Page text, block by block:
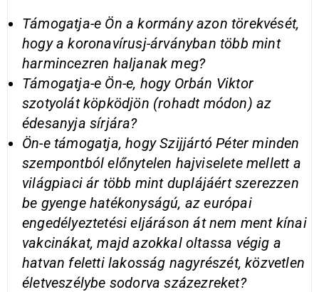
Támogatja-e Ön a kormány azon törekvését,
hogy a koronavírusj-árványban több mint
harmincezren haljanak meg?
Támogatja-e Ön-e, hogy Orbán Viktor
szotyolát köpködjön (rohadt módon) az
édesanyja sírjára?
Ön-e támogatja, hogy Szijjártó Péter minden
szempontból előnytelen hajviselete mellett a
világpiaci ár több mint duplájáért szerezzen
be gyenge hatékonyságú, az európai
engedélyeztetési eljáráson át nem ment kínai
vakcinákat, majd azokkal oltassa végig a
hatvan feletti lakosság nagyrészét, közvetlen
életveszélybe sodorva százezreket?